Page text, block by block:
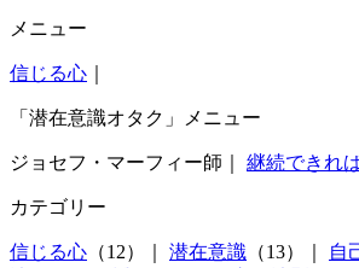
メニュー
信じる心
「潜在意識オタク」メニュー
ジョセフ・マーフィー師｜ 継続できれ
カテゴリー
信じる心 （12）｜ 潜在意識 （13）｜ 自